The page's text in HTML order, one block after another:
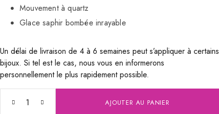
Mouvement à quartz
Glace saphir bombée inrayable
Un délai de livraison de 4 à 6 semaines peut s’appliquer à certains
bijoux. Si tel est le cas, nous vous en informerons
personnellement le plus rapidement possible.
AJOUTER AU PANIER